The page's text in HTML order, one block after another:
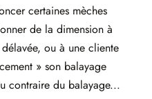
certaines mèches
de la dimension à
ou à une cliente
» son balayage
contraire du balayage...